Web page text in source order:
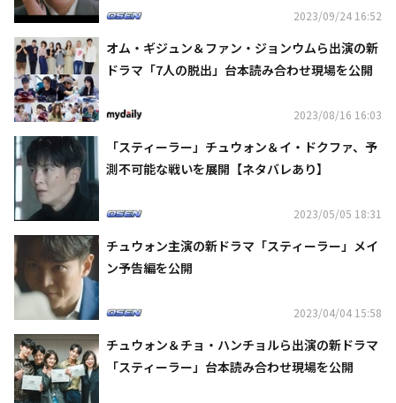
2023/09/24 16:52
オム・ギジュン＆ファン・ジョンウムら出演の新
ドラマ「7人の脱出」台本読み合わせ現場を公開
2023/08/16 16:03
「スティーラー」チュウォン＆イ・ドクファ、予
測不可能な戦いを展開【ネタバレあり】
2023/05/05 18:31
チュウォン主演の新ドラマ「スティーラー」メイ
ン予告編を公開
2023/04/04 15:58
チュウォン＆チョ・ハンチョルら出演の新ドラマ
「スティーラー」台本読み合わせ現場を公開